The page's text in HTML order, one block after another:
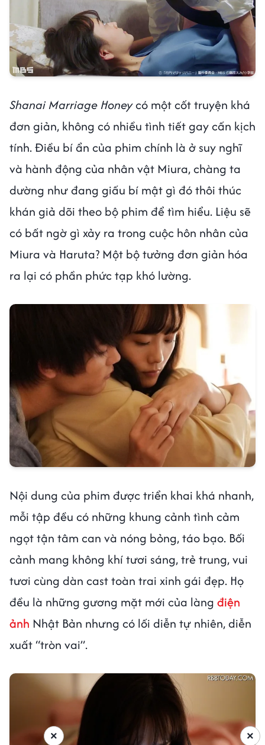
Shanai Marriage Honeycó một cốt truyện khá
đơn giản, không có nhiều tình tiết gay cấn kịch
tính. Điều bí ẩn của phim chính là ở suy nghĩ
và hành động của nhân vật Miura, chàng ta
dường như đang giấu bí mật gì đó thôi thúc
khán giả dõi theo bộ phim để tìm hiểu. Liệu sẽ
có bất ngờ gì xảy ra trong cuộc hôn nhân của
Miura và Haruta? Một bộ tưởng đơn giản hóa
ra lại có phần phức tạp khó lường.
Nội dung của phim được triển khai khá nhanh,
mỗi tập đều có những khung cảnh tình cảm
ngọt tận tâm can và nóng bỏng, táo bạo. Bối
cảnh mang không khí tươi sáng, trẻ trung, vui
tươi cùng dàn cast toàn trai xinh gái đẹp. Họ
đều là những gương mặt mới của làng điện
ảnh Nhật Bản nhưng có lối diễn tự nhiên, diễn
xuất “tròn vai”.
×
×